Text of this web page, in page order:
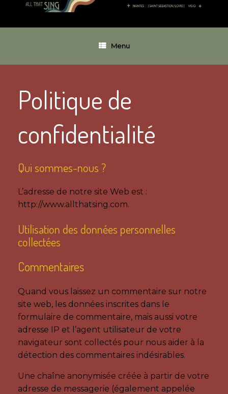
Menu
Politique de
confidentialité
Qui sommes-nous ?
L’adresse de notre site Web est :
http://www.allthatsing.com.
Utilisation des données personnelles
collectées
Commentaires
Quand vous laissez un commentaire sur notre
site web, les données inscrites dans le
formulaire de commentaire, mais aussi votre
adresse IP et l’agent utilisateur de votre
navigateur sont collectés pour nous aider à la
détection des commentaires indésirables.
Une chaîne anonymisée créée à partir de votre
adresse de messagerie (également appelée